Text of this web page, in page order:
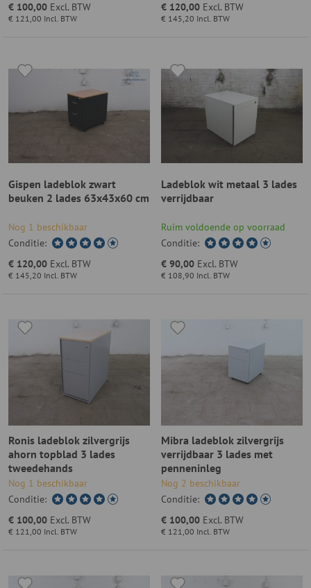
€ 121,00 Incl. BTW
€ 100,00 Excl. BTW
€ 145,20 Incl. BTW
€ 120,00 Excl. BTW
Gispen ladeblok zwart
beuken 2 lades 63x43x60 cm
Nog 1 beschikbaar
Conditie:
€ 145,20 Incl. BTW
€ 120,00 Excl. BTW
Ladeblok wit metaal 3 lades
verrijdbaar
Ruim voldoende op voorraad
Conditie:
€ 108,90 Incl. BTW
€ 90,00 Excl. BTW
Ronis ladeblok zilvergrijs
ahorn topblad 3 lades
tweedehands
Nog 1 beschikbaar
Conditie:
€ 121,00 Incl. BTW
€ 100,00 Excl. BTW
Mibra ladeblok zilvergrijs
verrijdbaar 3 lades met
penneninleg
Nog 2 beschikbaar
Conditie:
€ 121,00 Incl. BTW
€ 100,00 Excl. BTW